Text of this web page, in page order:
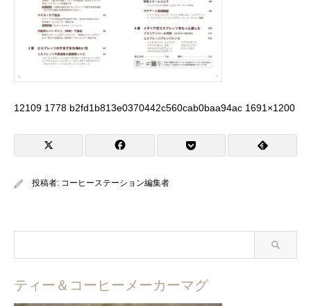
12109 1778 b2fd1b813e0370442c560cab0baa94ac 1691×1200
投稿者: コーヒーステーション編集者
ティー＆コーヒーメーカーマグ